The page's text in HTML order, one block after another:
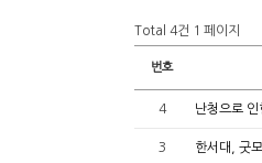
Total 4건 1 페이지
번호
4 난청으로
3 한서대, 굿